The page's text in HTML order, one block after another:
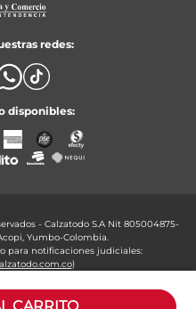
redes:
disponibles:
- Calzatodo S.A Nit 805004875-
Yumbo-Colombia.
para notificaciones judiciales:
)